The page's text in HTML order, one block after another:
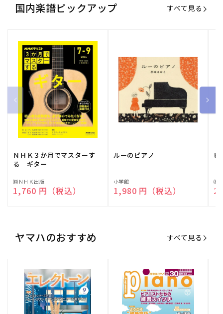
国内楽譜ピックアップ すべて見る
ＮＨＫ３か月でマスターす
る ギター
販
売
㈱ＮＨＫ出版
通常価格
1,760 円（税込）
ルーのピアノ
販
売
小学館
通常価格
1,980 円（税込）
ピ
販
売
㈱
ヤマハのおすすめ すべて見る